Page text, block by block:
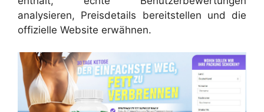
analysieren, Preisdetails bereitstellen und die
offizielle Website erwähnen.